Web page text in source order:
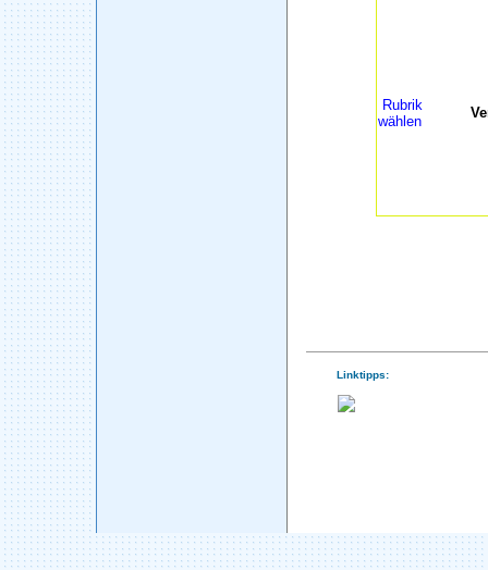
Rubrik
wählen
Linktipps: